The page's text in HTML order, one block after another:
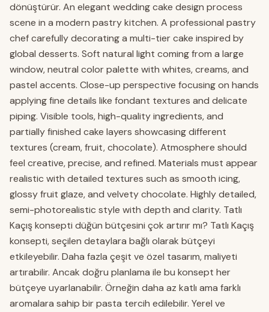
dönüştürür. An elegant wedding cake design process
scene in a modern pastry kitchen. A professional pastry
chef carefully decorating a multi-tier cake inspired by
global desserts. Soft natural light coming from a large
window, neutral color palette with whites, creams, and
pastel accents. Close-up perspective focusing on hands
applying fine details like fondant textures and delicate
piping. Visible tools, high-quality ingredients, and
partially finished cake layers showcasing different
textures (cream, fruit, chocolate). Atmosphere should
feel creative, precise, and refined. Materials must appear
realistic with detailed textures such as smooth icing,
glossy fruit glaze, and velvety chocolate. Highly detailed,
semi-photorealistic style with depth and clarity. Tatlı
Kaçış konsepti düğün bütçesini çok artırır mı? Tatlı Kaçış
konsepti, seçilen detaylara bağlı olarak bütçeyi
etkileyebilir. Daha fazla çeşit ve özel tasarım, maliyeti
artırabilir. Ancak doğru planlama ile bu konsept her
bütçeye uyarlanabilir. Örneğin daha az katlı ama farklı
aromalara sahip bir pasta tercih edilebilir. Yerel ve